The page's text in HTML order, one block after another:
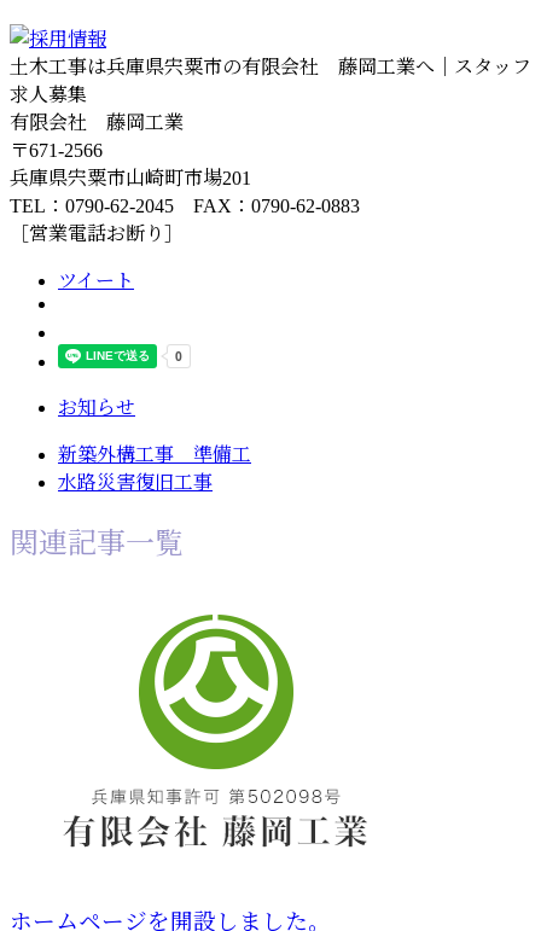
土木工事は兵庫県宍粟市の有限会社 藤岡工業へ｜スタッフ
求人募集
有限会社 藤岡工業
〒671-2566
兵庫県宍粟市山崎町市場201
TEL：0790-62-2045 FAX：0790-62-0883
［営業電話お断り］
ツイート
お知らせ
新築外構工事 準備工
水路災害復旧工事
関連記事一覧
ホームページを開設しました。